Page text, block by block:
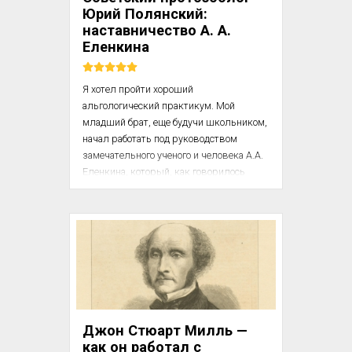
прекрасном будущем.
После Октябрьской рево...
Юрий Полянский:
наставничество А. А.
Еленкина
Я хотел пройти хороший
альгологический практикум. Мой
младший брат, еще будучи школьником,
начал работать под руководством
замечательного ученого и человека А.А.
Еленкина, который, как говорилось
выше, был связан с Павловской
знал и почитал Александра
Александровича. Он предложил мне,
брату и еще своему ученику
Максимилиану Максимилиановичу
Голлербаху, Моте, — другу и товарищу
моего и брата — в осенне-зимнее время
домой и заниматься изучением низших
Джон Стюарт Милль —
как он работал с